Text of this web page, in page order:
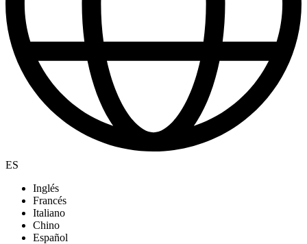
ES
Inglés
Francés
Italiano
Chino
Español